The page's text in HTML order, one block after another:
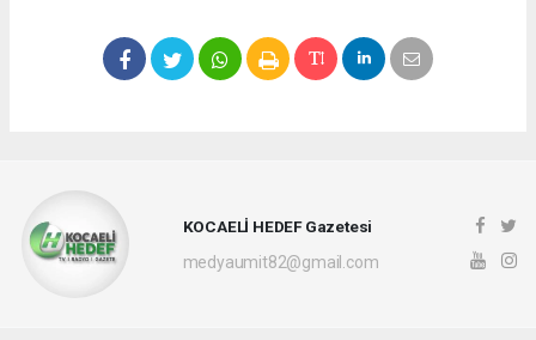
KOCAELİ HEDEF Gazetesi
medyaumit82@gmail.com